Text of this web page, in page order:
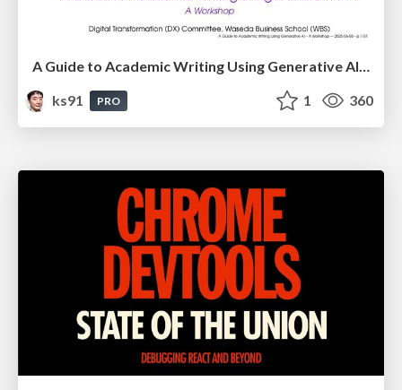
ks91
PRO 1 360